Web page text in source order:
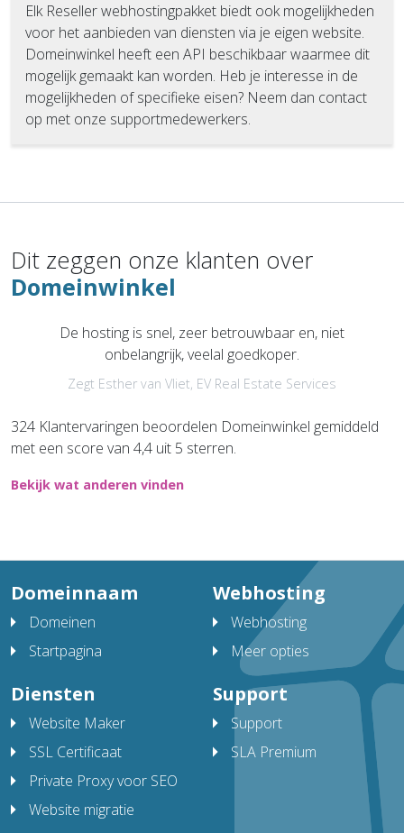
Elk Reseller webhostingpakket biedt ook mogelijkheden
voor het aanbieden van diensten via je eigen website.
Domeinwinkel heeft een API beschikbaar waarmee dit
mogelijk gemaakt kan worden. Heb je interesse in de
mogelijkheden of specifieke eisen? Neem dan contact
op met onze supportmedewerkers.
Dit zeggen onze klanten over
Domeinwinkel
De hosting is snel, zeer betrouwbaar en, niet
onbelangrijk, veelal goedkoper.
Zegt Esther van Vliet, EV Real Estate Services
324 Klantervaringen beoordelen Domeinwinkel gemiddeld
met een score van 4,4 uit 5 sterren.
Bekijk wat anderen vinden
Domeinnaam
Domeinen
Startpagina
Webhosting
Webhosting
Meer opties
Diensten
Website Maker
SSL Certificaat
Private Proxy voor SEO
Website migratie
Support
Support
SLA Premium